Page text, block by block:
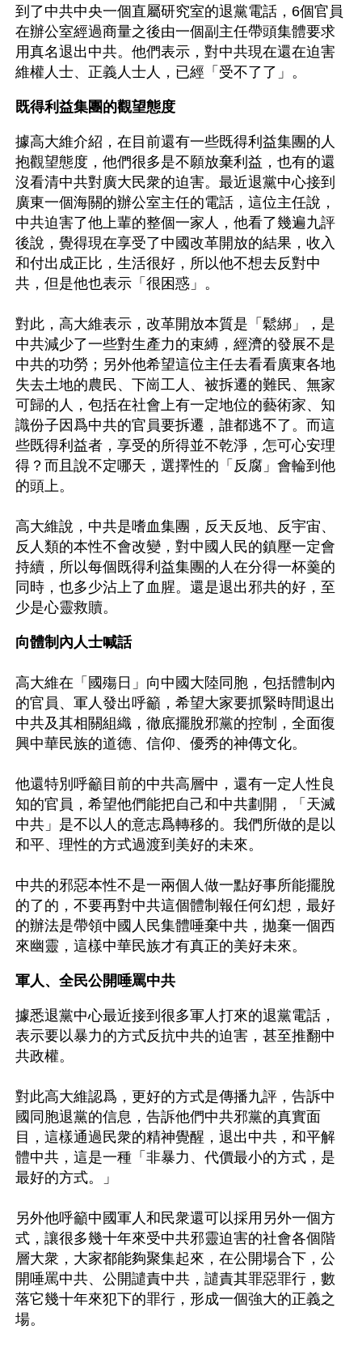
到了中共中央一個直屬研究室的退黨電話，6個官員
在辦公室經過商量之後由一個副主任帶頭集體要求
用真名退出中共。他們表示，對中共現在還在迫害
維權人士、正義人士人，已經「受不了了」。
既得利益集團的觀望態度
據高大維介紹，在目前還有一些既得利益集團的人
抱觀望態度，他們很多是不願放棄利益，也有的還
沒看清中共對廣大民衆的迫害。最近退黨中心接到
廣東一個海關的辦公室主任的電話，這位主任說，
中共迫害了他上輩的整個一家人，他看了幾遍九評
後說，覺得現在享受了中國改革開放的結果，收入
和付出成正比，生活很好，所以他不想去反對中
共，但是他也表示「很困惑」。
對此，高大維表示，改革開放本質是「鬆綁」，是
中共減少了一些對生產力的束縛，經濟的發展不是
中共的功勞；另外他希望這位主任去看看廣東各地
失去土地的農民、下崗工人、被拆遷的難民、無家
可歸的人，包括在社會上有一定地位的藝術家、知
識份子因爲中共的官員要拆遷，誰都逃不了。而這
些既得利益者，享受的所得並不乾淨，怎可心安理
得？而且說不定哪天，選擇性的「反腐」會輪到他
的頭上。
高大維說，中共是嗜血集團，反天反地、反宇宙、
反人類的本性不會改變，對中國人民的鎮壓一定會
持續，所以每個既得利益集團的人在分得一杯羹的
同時，也多少沾上了血腥。還是退出邪共的好，至
少是心靈救贖。
向體制內人士喊話
高大維在「國殤日」向中國大陸同胞，包括體制內
的官員、軍人發出呼籲，希望大家要抓緊時間退出
中共及其相關組織，徹底擺脫邪黨的控制，全面復
興中華民族的道德、信仰、優秀的神傳文化。
他還特別呼籲目前的中共高層中，還有一定人性良
知的官員，希望他們能把自己和中共劃開，「天滅
中共」是不以人的意志爲轉移的。我們所做的是以
和平、理性的方式過渡到美好的未來。
中共的邪惡本性不是一兩個人做一點好事所能擺脫
的了的，不要再對中共這個體制報任何幻想，最好
的辦法是帶領中國人民集體唾棄中共，拋棄一個西
來幽靈，這樣中華民族才有真正的美好未來。
軍人、全民公開唾罵中共
據悉退黨中心最近接到很多軍人打來的退黨電話，
表示要以暴力的方式反抗中共的迫害，甚至推翻中
共政權。
對此高大維認爲，更好的方式是傳播九評，告訴中
國同胞退黨的信息，告訴他們中共邪黨的真實面
目，這樣通過民衆的精神覺醒，退出中共，和平解
體中共，這是一種「非暴力、代價最小的方式，是
最好的方式。」
另外他呼籲中國軍人和民衆還可以採用另外一個方
式，讓很多幾十年來受中共邪靈迫害的社會各個階
層大衆，大家都能夠聚集起來，在公開場合下，公
開唾罵中共、公開譴責中共，譴責其罪惡罪行，數
落它幾十年來犯下的罪行，形成一個強大的正義之
場。